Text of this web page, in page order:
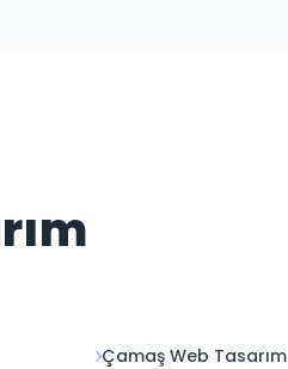
Çamaş Web Tasarım